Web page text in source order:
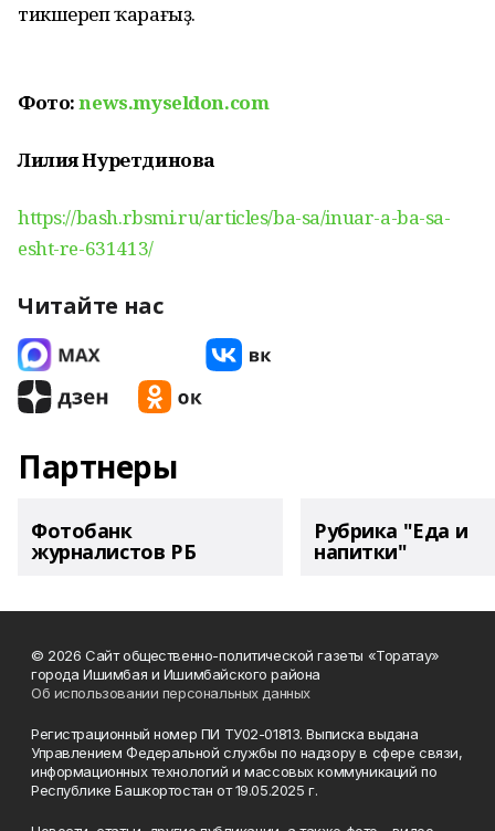
тикшереп ҡарағыҙ.
Фото:news.myseldon.com
Лилия Нуретдинова
https://bash.rbsmi.ru/articles/ba-sa/inuar-a-ba-sa-
esht-re-631413/
Читайте нас
Партнеры
Фотобанк
журналистов РБ
Рубрика "Еда и
напитки"
© 2026 Сайт общественно-политической газеты «Торатау»
города Ишимбая и Ишимбайского района
Об использовании персональных данных
Регистрационный номер ПИ ТУ02-01813. Выписка выдана
Управлением Федеральной службы по надзору в сфере связи,
информационных технологий и массовых коммуникаций по
Республике Башкортостан от 19.05.2025 г.